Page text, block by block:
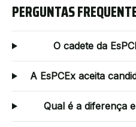
PERGUNTAS
O cadete da
A EsPCEx aceita
Qual é a diferença